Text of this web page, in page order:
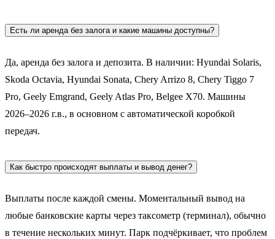
Есть ли аренда без залога и какие машины доступны?
Да, аренда без залога и депозита. В наличии: Hyundai Solaris,
Skoda Octavia, Hyundai Sonata, Chery Arrizo 8, Chery Tiggo 7
Pro, Geely Emgrand, Geely Atlas Pro, Belgee X70. Машины
2026–2026 г.в., в основном с автоматической коробкой
передач.
Как быстро происходят выплаты и вывод денег?
Выплаты после каждой смены. Моментальный вывод на
любые банковские карты через таксометр (терминал), обычно
в течение нескольких минут. Парк подчёркивает, что проблем